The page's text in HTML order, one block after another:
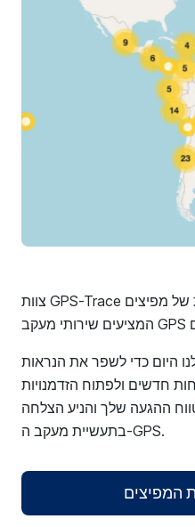
צוות GPS-Trace בונה ותומך בקהילה עולמית של מפיצים
היום כדי לשפר את הנראות
חדשים ולפתוח הזדמנויות
ההגעה שלך והניע הצלחה
בתעשיית מעקב ה-GPS.
המפיצים